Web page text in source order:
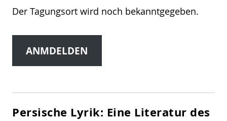
Der Tagungsort wird noch bekanntgegeben.
ANMDELDEN
Persische Lyrik: Eine Literatur des